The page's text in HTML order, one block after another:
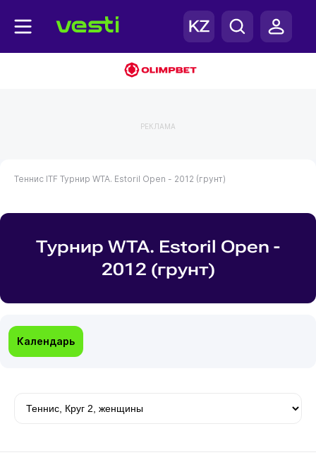
РЕКЛАМА
Теннис ITF Турнир WTA. Estoril Open - 2012 (грунт)
Турнир WTA. Estoril Open -
2012 (грунт)
Календарь